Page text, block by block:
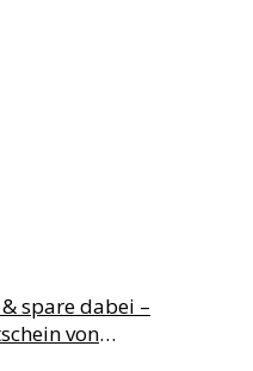
spare dabei –
von